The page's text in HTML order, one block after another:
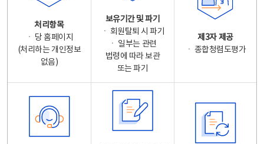
처리항목
ㆍ 당 홈페이지
(처리하는 개인정보
없음)
보유기간 및 파기
ㆍ 회원탈퇴 시 파기
ㆍ 일부는 관련
법령에 따라 보관
또는 파기
제3자 제공
ㆍ 종합청렴도평가